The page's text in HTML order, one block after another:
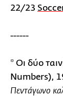
22/23
------
* Οι δύο
Numbers),
Πεντάγωνο